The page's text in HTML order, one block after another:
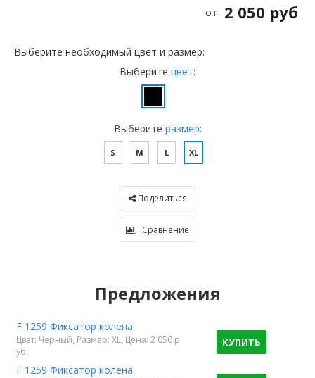
2 050 руб
от
Выберите необходимый цвет и размер:
Выберите цвет:
Выберите размер:
S M L XL
Поделиться
Сравнение
Предложения
F 1259 Фиксатор колена
Цвет: Черный, Размер: XL, Цена: 2 050 р
уб.
КУПИТЬ
F 1259 Фиксатор колена